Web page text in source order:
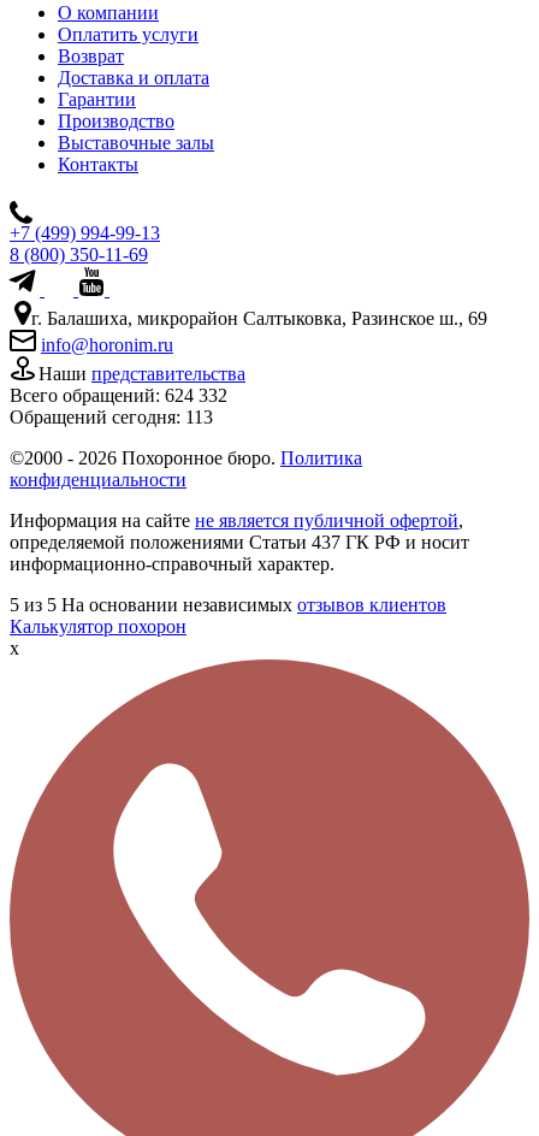
О компании
Оплатить услуги
Возврат
Доставка и оплата
Гарантии
Производство
Выставочные залы
Контакты
+7 (499) 994-99-13
8 (800) 350-11-69
г. Балашиха, микрорайон Салтыковка, Разинское ш., 69
info@horonim.ru
Наши представительства
Всего обращений: 624 332
Обращений сегодня: 113
©2000 - 2026 Похоронное бюро. Политика
конфиденциальности
Информация на сайте не является публичной офертой,
определяемой положениями Статьи 437 ГК РФ и носит
информационно-справочный характер.
5 из 5 На основании независимых отзывов клиентов
Калькулятор похорон
x